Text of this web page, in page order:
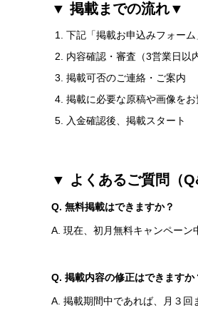
▼ 掲載までの流れ▼
下記「掲載お申込みフォーム
内容確認・審査（3営業日以
掲載可否のご連絡・ご案内
掲載に必要な原稿や画像を
入金確認後、掲載スタート
▼ よくあるご質問（
Q. 無料掲載はできますか？
A. 現在、初月無料キャンペーン
Q. 掲載内容の修正はできますか
A. 掲載期間中であれば、月３回